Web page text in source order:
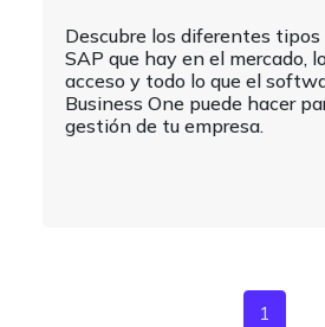
Descubre los diferentes tipos
SAP que hay en el mercado,
acceso y todo lo que el
Business One puede hacer
gestión de tu empresa.
1